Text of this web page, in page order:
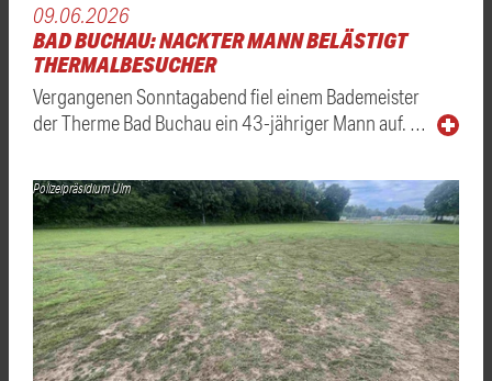
09.06.2026
BAD BUCHAU: NACKTER MANN BELÄSTIGT
THERMALBESUCHER
Vergangenen Sonntagabend fiel einem Bademeister
der Therme Bad Buchau ein 43-jähriger Mann auf. …
Polizeipräsidium Ulm